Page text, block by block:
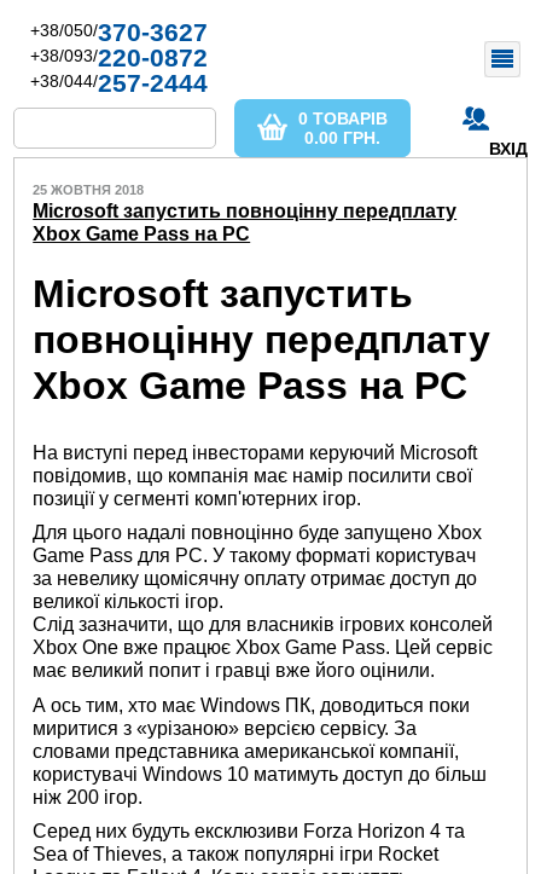
+38/050/370-3627
+38/093/220-0872
+38/044/257-2444
ВХІД
0 ТОВАРІВ
0.00 ГРН.
25 ЖОВТНЯ 2018
Microsoft запустить повноцінну передплату
Xbox Game Pass на PC
Microsoft запустить
повноцінну передплату
Xbox Game Pass на PC
На виступі перед інвесторами керуючий Microsoft
повідомив, що компанія має намір посилити свої
позиції у сегменті комп'ютерних ігор.
Для цього надалі повноцінно буде запущено Xbox
Game Pass для PC. У такому форматі користувач
за невелику щомісячну оплату отримає доступ до
великої кількості ігор.
Слід зазначити, що для власників ігрових консолей
Xbox One вже працює Xbox Game Pass. Цей сервіс
має великий попит і гравці вже його оцінили.
А ось тим, хто має Windows ПК, доводиться поки
миритися з «урізаною» версією сервісу. За
словами представника американської компанії,
користувачі Windows 10 матимуть доступ до більш
ніж 200 ігор.
Серед них будуть ексклюзиви Forza Horizon 4 та
Sea of ​​Thieves, а також популярні ігри Rocket